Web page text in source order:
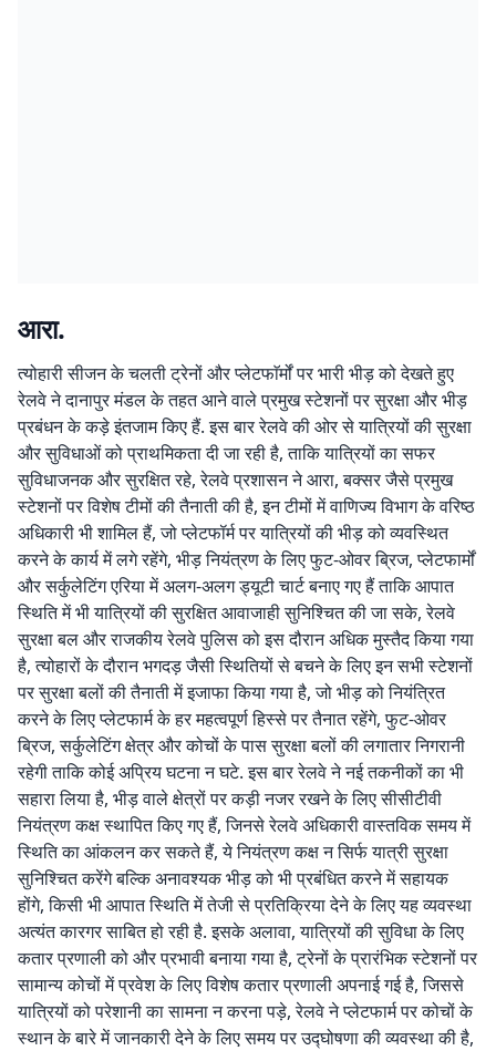
आरा.
त्योहारी सीजन के चलती ट्रेनों और प्लेटफाॅर्मों पर भारी भीड़ को देखते हुए
रेलवे ने दानापुर मंडल के तहत आने वाले प्रमुख स्टेशनों पर सुरक्षा और भीड़
प्रबंधन के कड़े इंतजाम किए हैं. इस बार रेलवे की ओर से यात्रियों की सुरक्षा
और सुविधाओं को प्राथमिकता दी जा रही है, ताकि यात्रियों का सफर
सुविधाजनक और सुरक्षित रहे, रेलवे प्रशासन ने आरा, बक्सर जैसे प्रमुख
स्टेशनों पर विशेष टीमों की तैनाती की है, इन टीमों में वाणिज्य विभाग के वरिष्ठ
अधिकारी भी शामिल हैं, जो प्लेटफॉर्म पर यात्रियों की भीड़ को व्यवस्थित
करने के कार्य में लगे रहेंगे, भीड़ नियंत्रण के लिए फुट-ओवर ब्रिज, प्लेटफार्मों
और सर्कुलेटिंग एरिया में अलग-अलग ड्यूटी चार्ट बनाए गए हैं ताकि आपात
स्थिति में भी यात्रियों की सुरक्षित आवाजाही सुनिश्चित की जा सके, रेलवे
सुरक्षा बल और राजकीय रेलवे पुलिस को इस दौरान अधिक मुस्तैद किया गया
है, त्योहारों के दौरान भगदड़ जैसी स्थितियों से बचने के लिए इन सभी स्टेशनों
पर सुरक्षा बलों की तैनाती में इजाफा किया गया है, जो भीड़ को नियंत्रित
करने के लिए प्लेटफार्म के हर महत्वपूर्ण हिस्से पर तैनात रहेंगे, फुट-ओवर
ब्रिज, सर्कुलेटिंग क्षेत्र और कोचों के पास सुरक्षा बलों की लगातार निगरानी
रहेगी ताकि कोई अप्रिय घटना न घटे. इस बार रेलवे ने नई तकनीकों का भी
सहारा लिया है, भीड़ वाले क्षेत्रों पर कड़ी नजर रखने के लिए सीसीटीवी
नियंत्रण कक्ष स्थापित किए गए हैं, जिनसे रेलवे अधिकारी वास्तविक समय में
स्थिति का आंकलन कर सकते हैं, ये नियंत्रण कक्ष न सिर्फ यात्री सुरक्षा
सुनिश्चित करेंगे बल्कि अनावश्यक भीड़ को भी प्रबंधित करने में सहायक
होंगे, किसी भी आपात स्थिति में तेजी से प्रतिक्रिया देने के लिए यह व्यवस्था
अत्यंत कारगर साबित हो रही है. इसके अलावा, यात्रियों की सुविधा के लिए
कतार प्रणाली को और प्रभावी बनाया गया है, ट्रेनों के प्रारंभिक स्टेशनों पर
सामान्य कोचों में प्रवेश के लिए विशेष कतार प्रणाली अपनाई गई है, जिससे
यात्रियों को परेशानी का सामना न करना पड़े, रेलवे ने प्लेटफार्म पर कोचों के
स्थान के बारे में जानकारी देने के लिए समय पर उद्घोषणा की व्यवस्था की है,